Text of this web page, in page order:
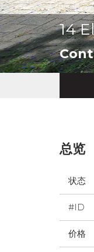
14
总览
状态
#ID
价格